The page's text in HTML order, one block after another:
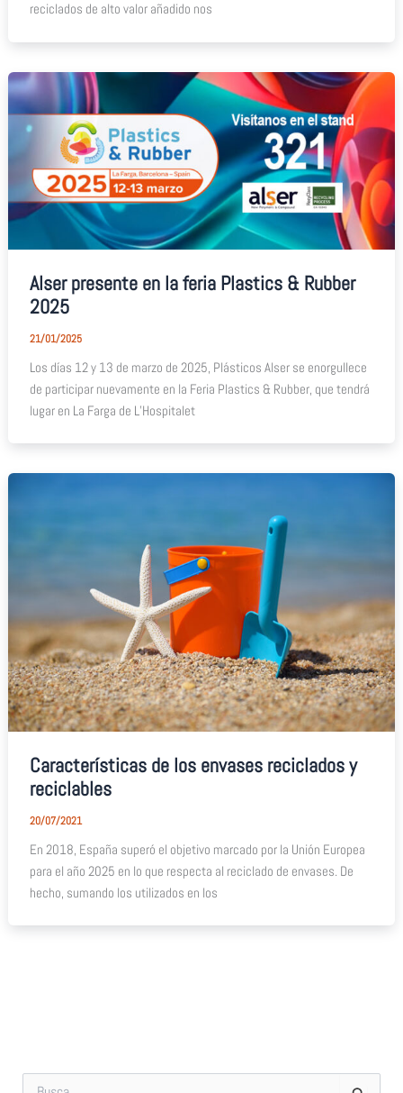
reciclados de alto valor añadido nos
Alser presente en la feria Plastics & Rubber
2025
21/01/2025
Los días 12 y 13 de marzo de 2025, Plásticos Alser se enorgullece
de participar nuevamente en la Feria Plastics & Rubber, que tendrá
lugar en La Farga de L’Hospitalet
Características de los envases reciclados y
reciclables
20/07/2021
En 2018, España superó el objetivo marcado por la Unión Europea
para el año 2025 en lo que respecta al reciclado de envases. De
hecho, sumando los utilizados en los